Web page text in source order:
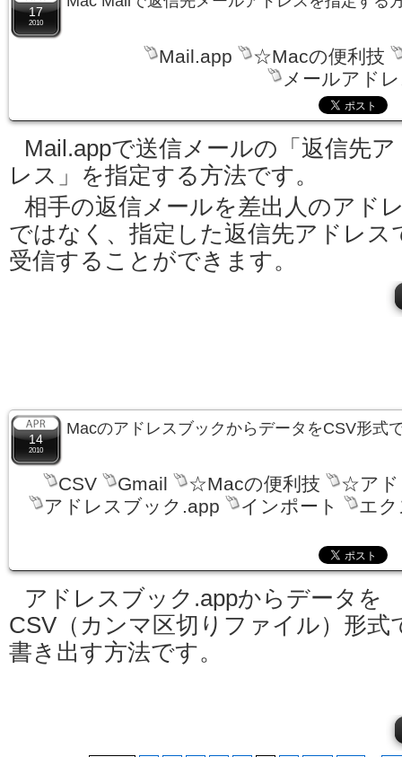
17
2010
Mail.app
☆Macの便利技
メールアド
Mail.appで送信メールの「返信先ア
レス」を指定する方法です。
相手の返信メールを差出人のアド
ではなく、指定した返信先アドレス
受信することができます。
14
2010
MacのアドレスブックからデータをCSV形式
CSV Gmail ☆Macの便利技
☆アド
アドレスブック.app
インポート エ
アドレスブック.appからデータを
CSV（カンマ区切りファイル）形式
書き出す方法です。